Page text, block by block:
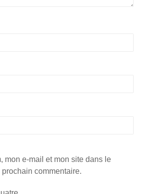
mon e-mail et mon site dans le
commentaire.